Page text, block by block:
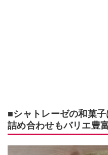
■シャトレーゼの和菓
詰め合わせもバリエ豊富